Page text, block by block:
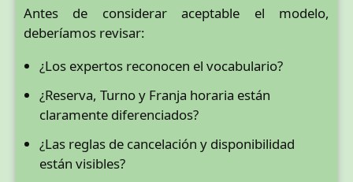
Antes de considerar aceptable el modelo,
deberíamos revisar:
¿Los expertos reconocen el vocabulario?
¿Reserva, Turno y Franja horaria están
claramente diferenciados?
¿Las reglas de cancelación y disponibilidad
están visibles?